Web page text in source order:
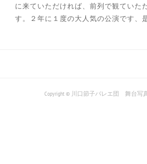
に来ていただければ、前列で観ていた
す。２年に１度の大人気の公演です、
Copyright © 川口節子バレエ団 舞台写